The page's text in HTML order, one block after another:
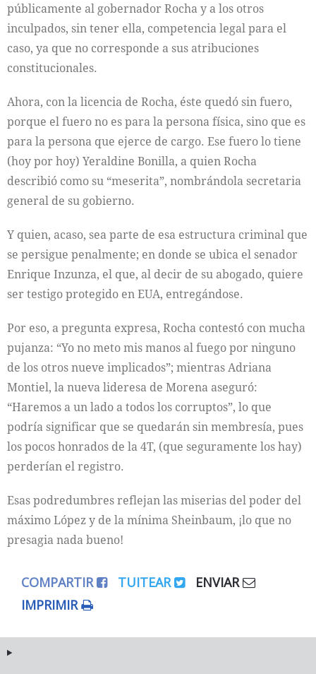
públicamente al gobernador Rocha y a los otros
inculpados, sin tener ella, competencia legal para el
caso, ya que no corresponde a sus atribuciones
constitucionales.
Ahora, con la licencia de Rocha, éste quedó sin fuero,
porque el fuero no es para la persona física, sino que es
para la persona que ejerce de cargo. Ese fuero lo tiene
(hoy por hoy) Yeraldine Bonilla, a quien Rocha
describió como su “meserita”, nombrándola secretaria
general de su gobierno.
Y quien, acaso, sea parte de esa estructura criminal que
se persigue penalmente; en donde se ubica el senador
Enrique Inzunza, el que, al decir de su abogado, quiere
ser testigo protegido en EUA, entregándose.
Por eso, a pregunta expresa, Rocha contestó con mucha
pujanza: “Yo no meto mis manos al fuego por ninguno
de los otros nueve implicados”; mientras Adriana
Montiel, la nueva lideresa de Morena aseguró:
“Haremos a un lado a todos los corruptos”, lo que
podría significar que se quedarán sin membresía, pues
los pocos honrados de la 4T, (que seguramente los hay)
perderían el registro.
Esas podredumbres reflejan las miserias del poder del
máximo López y de la mínima Sheinbaum, ¡lo que no
presagia nada bueno!
COMPARTIR TUITEAR
ENVIAR
IMPRIMIR